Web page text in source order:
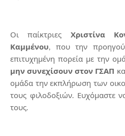
Οι παίκτριες Χριστίνα
Καμμένου, που την
επιτυχημένη πορεία με την
μην συνεχίσουν στον ΓΣΑΠ
ομάδα την εκπλήρωση των
τους φιλοδοξιών. Ευχόμαστε
τους.